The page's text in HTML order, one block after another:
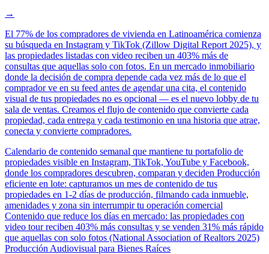
→
El 77% de los compradores de vivienda en Latinoamérica comienza
su búsqueda en Instagram y TikTok (Zillow Digital Report 2025), y
las propiedades listadas con video reciben un 403% más de
consultas que aquellas solo con fotos. En un mercado inmobiliario
donde la decisión de compra depende cada vez más de lo que el
comprador ve en su feed antes de agendar una cita, el contenido
visual de tus propiedades no es opcional — es el nuevo lobby de tu
sala de ventas. Creamos el flujo de contenido que convierte cada
propiedad, cada entrega y cada testimonio en una historia que atrae,
conecta y convierte compradores.
Calendario de contenido semanal que mantiene tu portafolio de
propiedades visible en Instagram, TikTok, YouTube y Facebook,
donde los compradores descubren, comparan y deciden Producción
eficiente en lote: capturamos un mes de contenido de tus
propiedades en 1-2 días de producción, filmando cada inmueble,
amenidades y zona sin interrumpir tu operación comercial
Contenido que reduce los días en mercado: las propiedades con
video tour reciben 403% más consultas y se venden 31% más rápido
que aquellas con solo fotos (National Association of Realtors 2025)
Producción Audiovisual para Bienes Raíces